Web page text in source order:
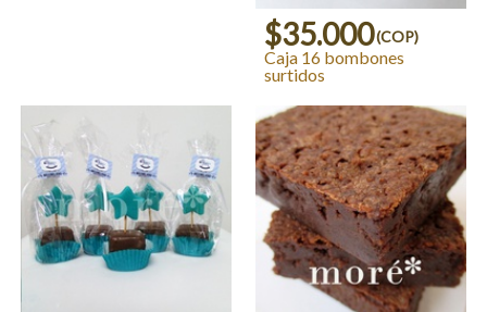
$35.000(COP)
Caja 16 bombones
surtidos